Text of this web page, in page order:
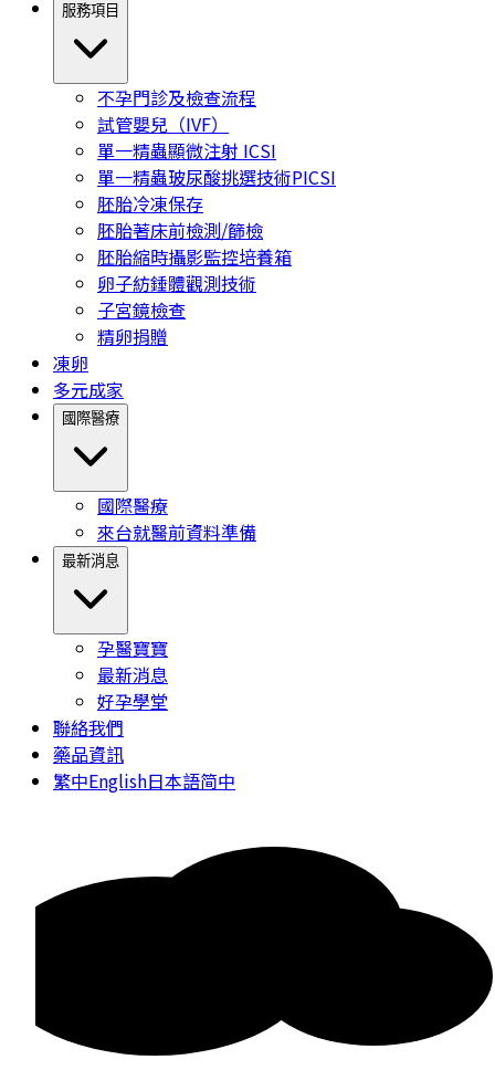
服務項目
不孕門診及檢查流程
試管嬰兒（IVF）
單一精蟲顯微注射 ICSI
單一精蟲玻尿酸挑選技術PICSI
胚胎冷凍保存
胚胎著床前檢測/篩檢
胚胎縮時攝影監控培養箱
卵子紡錘體觀測技術
子宮鏡檢查
精卵捐贈
凍卵
多元成家
國際醫療
國際醫療
來台就醫前資料準備
最新消息
孕醫寶寶
最新消息
好孕學堂
聯絡我們
藥品資訊
繁中English日本語简中